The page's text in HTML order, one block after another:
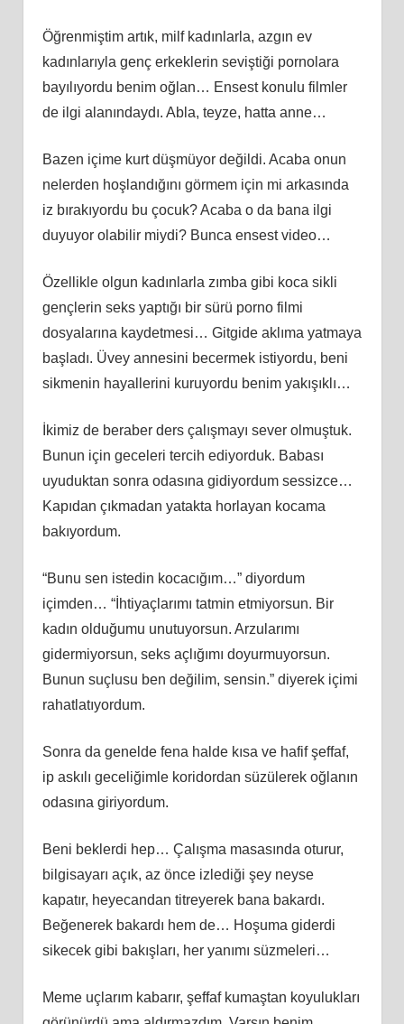
Öğrenmiştim artık, milf kadınlarla, azgın ev
kadınlarıyla genç erkeklerin seviştiği pornolara
bayılıyordu benim oğlan… Ensest konulu filmler
de ilgi alanındaydı. Abla, teyze, hatta anne…
Bazen içime kurt düşmüyor değildi. Acaba onun
nelerden hoşlandığını görmem için mi arkasında
iz bırakıyordu bu çocuk? Acaba o da bana ilgi
duyuyor olabilir miydi? Bunca ensest video…
Özellikle olgun kadınlarla zımba gibi koca sikli
gençlerin seks yaptığı bir sürü porno filmi
dosyalarına kaydetmesi… Gitgide aklıma yatmaya
başladı. Üvey annesini becermek istiyordu, beni
sikmenin hayallerini kuruyordu benim yakışıklı…
İkimiz de beraber ders çalışmayı sever olmuştuk.
Bunun için geceleri tercih ediyorduk. Babası
uyuduktan sonra odasına gidiyordum sessizce…
Kapıdan çıkmadan yatakta horlayan kocama
bakıyordum.
“Bunu sen istedin kocacığım…” diyordum
içimden… “İhtiyaçlarımı tatmin etmiyorsun. Bir
kadın olduğumu unutuyorsun. Arzularımı
gidermiyorsun, seks açlığımı doyurmuyorsun.
Bunun suçlusu ben değilim, sensin.” diyerek içimi
rahatlatıyordum.
Sonra da genelde fena halde kısa ve hafif şeffaf,
ip askılı geceliğimle koridordan süzülerek oğlanın
odasına giriyordum.
Beni beklerdi hep… Çalışma masasında oturur,
bilgisayarı açık, az önce izlediği şey neyse
kapatır, heyecandan titreyerek bana bakardı.
Beğenerek bakardı hem de… Hoşuma giderdi
sikecek gibi bakışları, her yanımı süzmeleri…
Meme uçlarım kabarır, şeffaf kumaştan koyulukları